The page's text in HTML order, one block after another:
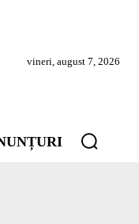
vineri, august 7, 2026